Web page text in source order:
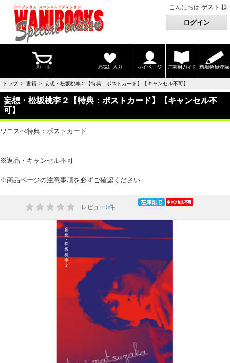
こんにちは ゲスト 様
トップ> 書籍 > 妄想・松坂桃李２【特典：ポストカード】【キャンセル不可】
妄想・松坂桃李２【特典：ポストカード】【キャンセル不
可】
ワニスぺ特典：ポストカード
※返品・キャンセル不可
※商品ページの注意事項を必ずご確認ください
レビュー0件